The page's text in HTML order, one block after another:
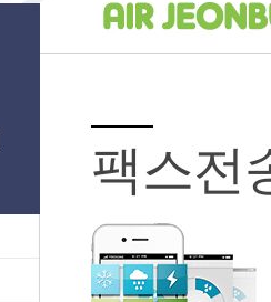
팩스전